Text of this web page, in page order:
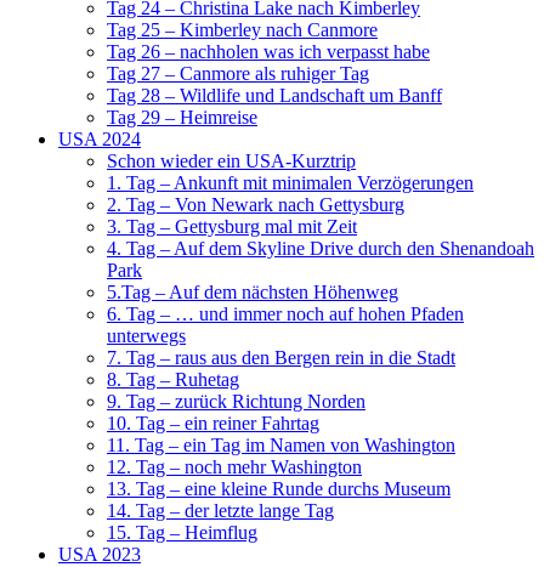
Tag 24 – Christina Lake nach Kimberley
Tag 25 – Kimberley nach Canmore
Tag 26 – nachholen was ich verpasst habe
Tag 27 – Canmore als ruhiger Tag
Tag 28 – Wildlife und Landschaft um Banff
Tag 29 – Heimreise
USA 2024
Schon wieder ein USA-Kurztrip
1. Tag – Ankunft mit minimalen Verzögerungen
2. Tag – Von Newark nach Gettysburg
3. Tag – Gettysburg mal mit Zeit
4. Tag – Auf dem Skyline Drive durch den Shenandoah
Park
5.Tag – Auf dem nächsten Höhenweg
6. Tag – … und immer noch auf hohen Pfaden
unterwegs
7. Tag – raus aus den Bergen rein in die Stadt
8. Tag – Ruhetag
9. Tag – zurück Richtung Norden
10. Tag – ein reiner Fahrtag
11. Tag – ein Tag im Namen von Washington
12. Tag – noch mehr Washington
13. Tag – eine kleine Runde durchs Museum
14. Tag – der letzte lange Tag
15. Tag – Heimflug
USA 2023